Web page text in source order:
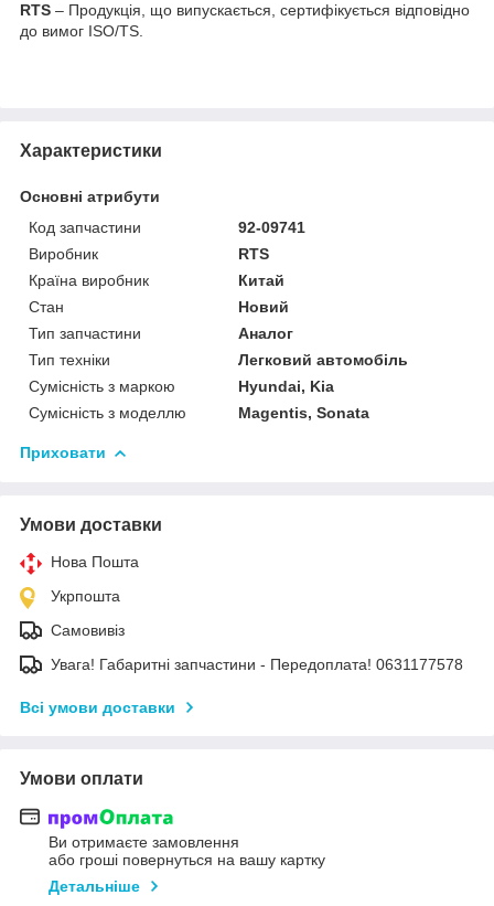
RTS – Продукція, що випускається, сертифікується відповідно
до вимог ISO/TS.
Характеристики
Основні атрибути
Код запчастини
92-09741
Виробник
RTS
Країна виробник
Китай
Стан
Новий
Тип запчастини
Аналог
Тип техніки
Легковий автомобіль
Сумісність з маркою
Hyundai, Kia
Сумісність з моделлю
Magentis, Sonata
Приховати
Умови доставки
Нова Пошта
Укрпошта
Самовивіз
Увага! Габаритні запчастини - Передоплата! 0631177578
Всі умови доставки
Умови оплати
Ви отримаєте замовлення
або гроші повернуться на вашу картку
Детальніше